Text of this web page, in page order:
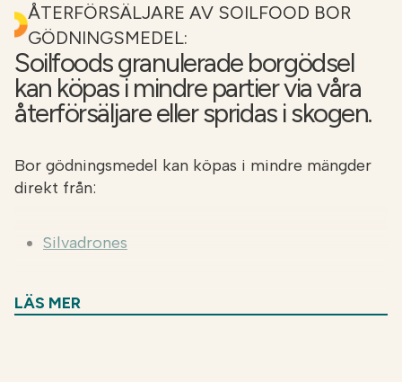
ÅTERFÖRSÄLJARE AV SOILFOOD BOR
GÖDNINGSMEDEL:
Soilfoods granulerade borgödsel
kan köpas i mindre partier via våra
återförsäljare eller spridas i skogen.
Bor gödningsmedel kan köpas i mindre mängder
direkt från:
Silvadrones
LÄS MER